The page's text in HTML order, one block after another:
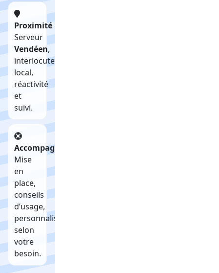
Proximité
Serveur
Vendéen,
interlocuteur
local,
réactivité
et
suivi.
Accompagnement
Mise
en
place,
conseils
d’usage,
personnalisation
selon
votre
besoin.